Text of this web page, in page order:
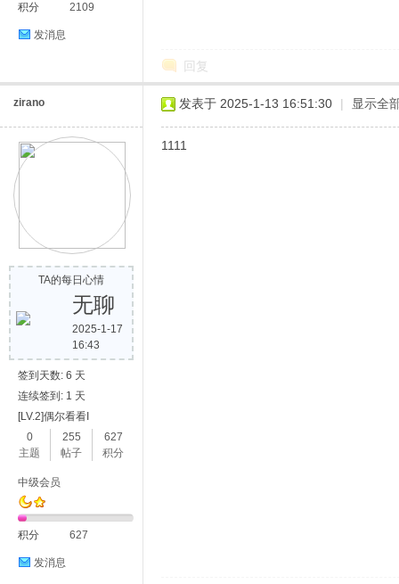
积分 2109
发消息
回复
zirano
TA的每日心情
无聊
2025-1-17
16:43
签到天数: 6 天
连续签到: 1 天
[LV.2]偶尔看看I
0
主题
255
帖子
627
积分
中级会员
积分 627
发消息
发表于 2025-1-13 16:51:30 | 显示全
1111